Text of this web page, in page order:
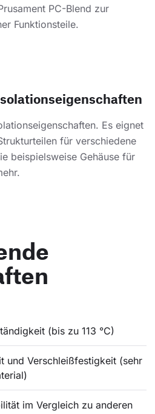
PC-Blend zur
Funktionsteile.
Es eignet
für verschiedene
beispielsweise Gehäuse für
(bis zu 113 °C)
und Verschleißfestigkeit (sehr
im Vergleich zu anderen